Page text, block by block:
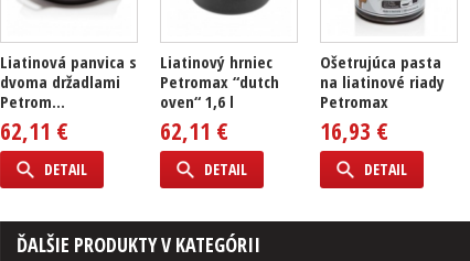
Liatinová panvica s
dvoma držadlami
Petrom...
62,11 €
DETAIL
Liatinový hrniec
Petromax “dutch
oven“ 1,6 l
62,11 €
DETAIL
Ošetrujúca pasta
na liatinové riady
Petromax
16,93 €
DETAIL
ĎALŠIE PRODUKTY V KATEGÓRII